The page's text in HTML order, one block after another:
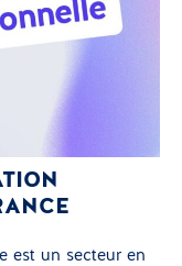
est un secteur en